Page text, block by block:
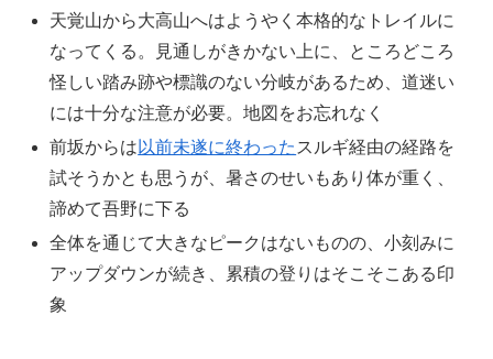
天覚山から大高山へはようやく本格的なトレイルに
なってくる。見通しがきかない上に、ところどころ
怪しい踏み跡や標識のない分岐があるため、道迷い
には十分な注意が必要。地図をお忘れなく
前坂からは 以前未遂に終わった スルギ経由の経路を
試そうかとも思うが、暑さのせいもあり体が重く、
諦めて吾野に下る
全体を通じて大きなピークはないものの、小刻みに
アップダウンが続き、累積の登りはそこそこある印
象